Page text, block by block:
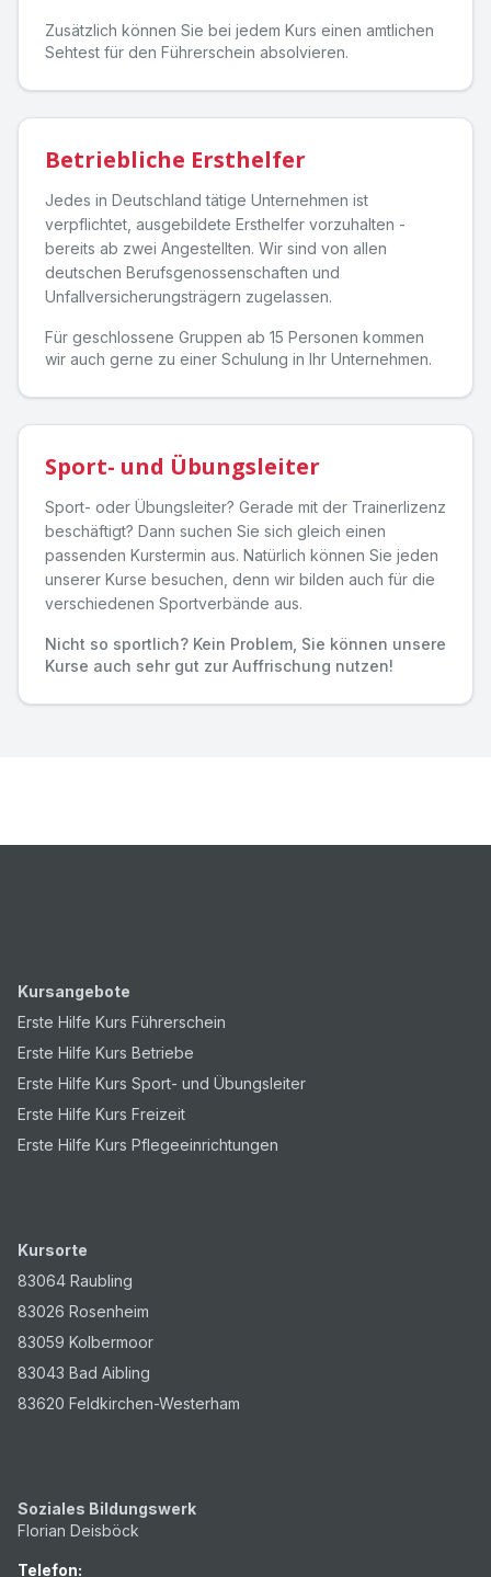
Zusätzlich können Sie bei jedem Kurs einen amtlichen
Sehtest für den Führerschein absolvieren.
Betriebliche Ersthelfer
Jedes in Deutschland tätige Unternehmen ist
verpflichtet, ausgebildete Ersthelfer vorzuhalten -
bereits ab zwei Angestellten. Wir sind von allen
deutschen Berufsgenossenschaften und
Unfallversicherungsträgern zugelassen.
Für geschlossene Gruppen ab 15 Personen kommen
wir auch gerne zu einer Schulung in Ihr Unternehmen.
Sport- und Übungsleiter
Sport- oder Übungsleiter? Gerade mit der Trainerlizenz
beschäftigt? Dann suchen Sie sich gleich einen
passenden Kurstermin aus. Natürlich können Sie jeden
unserer Kurse besuchen, denn wir bilden auch für die
verschiedenen Sportverbände aus.
Nicht so sportlich? Kein Problem, Sie können unsere
Kurse auch sehr gut zur Auffrischung nutzen!
Kursangebote
Erste Hilfe Kurs Führerschein
Erste Hilfe Kurs Betriebe
Erste Hilfe Kurs Sport- und Übungsleiter
Erste Hilfe Kurs Freizeit
Erste Hilfe Kurs Pflegeeinrichtungen
Kursorte
83064 Raubling
83026 Rosenheim
83059 Kolbermoor
83043 Bad Aibling
83620 Feldkirchen-Westerham
Soziales Bildungswerk
Florian Deisböck
Telefon: